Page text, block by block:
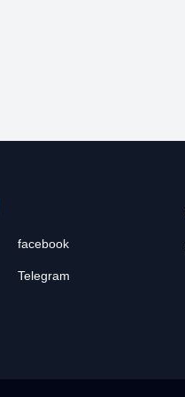
facebook
Telegram